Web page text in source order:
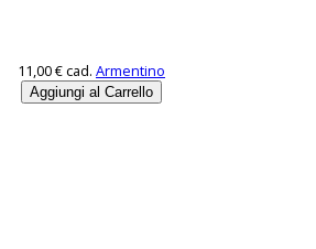
11,00 €cad. Armentino